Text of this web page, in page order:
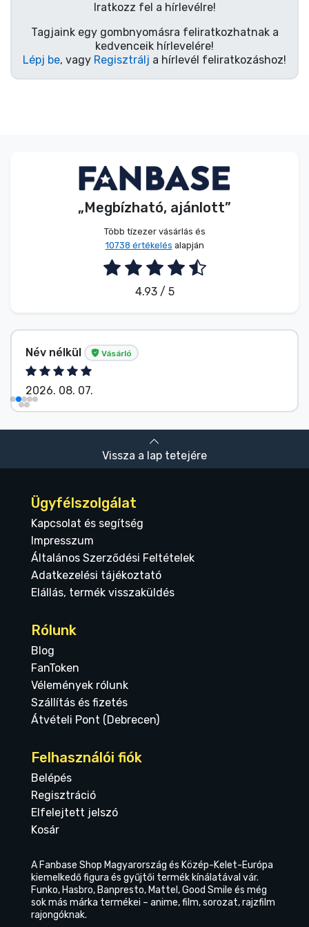
Iratkozz fel a hírlevélre!
Tagjaink egy gombnyomásra feliratkozhatnak a
kedvenceik hírlevelére!
Lépj be, vagy Regisztrálj a hírlevél feliratkozáshoz!
„Megbízható, ajánlott”
Több tízezer vásárlás és
10738 értékelés alapján
4.93 / 5
Név nélkül Vásárló
2026. 08. 07.
Vissza a lap tetejére
Ügyfélszolgálat
Kapcsolat és segítség
Impresszum
Általános Szerződési Feltételek
Adatkezelési tájékoztató
Elállás, termék visszaküldés
Rólunk
Blog
FanToken
Vélemények rólunk
Szállítás és fizetés
Átvételi Pont (Debrecen)
Felhasználói fiók
Belépés
Regisztráció
Elfelejtett jelszó
Kosár
A Fanbase Shop Magyarország és Közép-Kelet-Európa
kiemelkedő figura és gyűjtői termék kínálatával vár.
Funko, Hasbro, Banpresto, Mattel, Good Smile és még
sok más márka termékei – anime, film, sorozat, rajzfilm
rajongóknak.
Terméktípusok
Márkák